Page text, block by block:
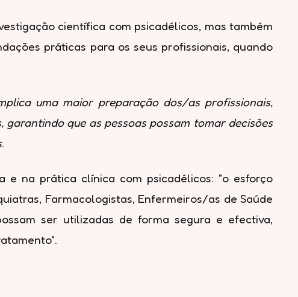
científica com psicadélicos, mas também
práticas para os seus profissionais, quando
uma maior preparação dos/as profissionais,
que as pessoas possam tomar decisões
.
e na prática clínica com psicadélicos: "o esforço
Farmacologistas, Enfermeiros/as de Saúde
ser utilizadas de forma segura e efectiva,